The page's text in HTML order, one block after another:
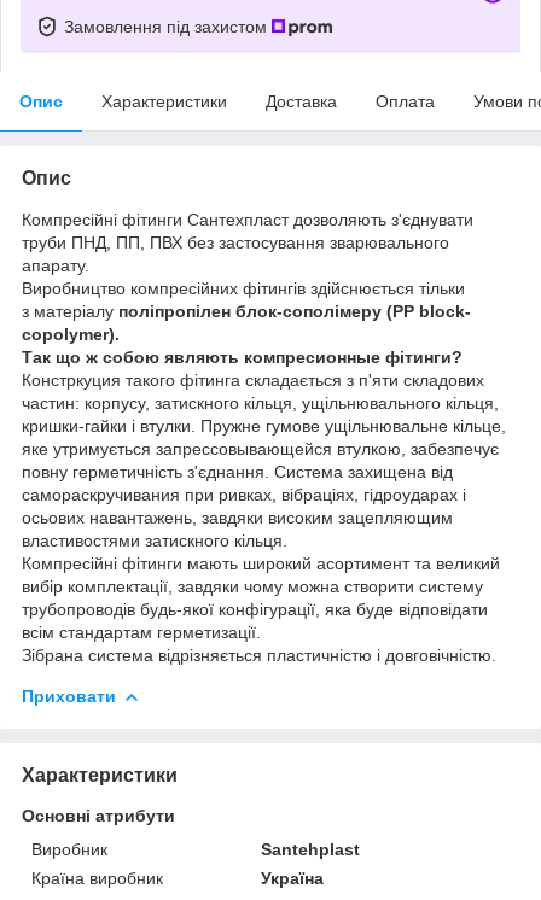
Замовлення під захистом
Опис Характеристики Доставка Оплата Умови
Опис
Компресійні фітинги Сантехпласт дозволяють з'єднувати
труби ПНД, ПП, ПВХ без застосування зварювального
апарату.
Виробництво компресійних фітингів здійснюється тільки
з матеріалу поліпропілен блок-сополімеру (PP block-
copolymer).
Так що ж собою являють компресионные фітинги?
Констркуция такого фітинга складається з п'яти складових
частин: корпусу, затискного кільця, ущільнювального кільця,
кришки-гайки і втулки. Пружне гумове ущільнювальне кільце,
яке утримується запрессовывающейся втулкою, забезпечує
повну герметичність з'єднання. Система захищена від
самораскручивания при ривках, вібраціях, гідроударах і
осьових навантажень, завдяки високим зацепляющим
властивостями затискного кільця.
Компресійні фітинги мають широкий асортимент та великий
вибір комплектації, завдяки чому можна створити систему
трубопроводів будь-якої конфігурації, яка буде відповідати
всім стандартам герметизації.
Зібрана система відрізняється пластичністю і довговічністю.
Приховати
Характеристики
Основні атрибути
Виробник
Santehplast
Країна виробник
Україна